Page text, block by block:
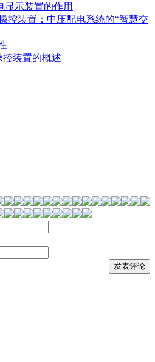
显示装置的作用
控装置：中压配电系统的“智慧交
控装置的概述